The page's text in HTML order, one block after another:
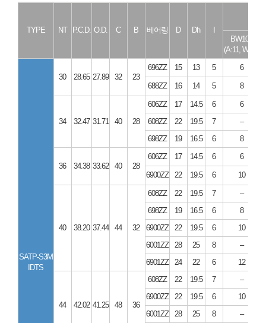
TYPE NT P.C.D. O.D. C B 베어링 D Dh
BW100
(A:11, W:16)
SATP-S3M
IDTS
30 28.65 27.89 32 23
696ZZ 15 13 5 6
688ZZ 16 14 5 8
34 32.47 31.71 40 28
606ZZ 17 14.5 6
6
608ZZ
22 19.5 7
–
698ZZ
19 16.5 6 8
36 34.38 33.62 40 28
606ZZ 17 14.5 6 6
6900ZZ 22 19.5 6 10
40 38.20 37.44 44 32
608ZZ 22 19.5 7
–
698ZZ
19 16.5 6
8
6900ZZ
22 19.5 6
10
6001ZZ
28 25 8
–
6901ZZ
24 22 6 12
44 42.02 41.25 48 36
608ZZ 22 19.5 7
–
6900ZZ
22 19.5 6
10
6001ZZ
28 25 8
–